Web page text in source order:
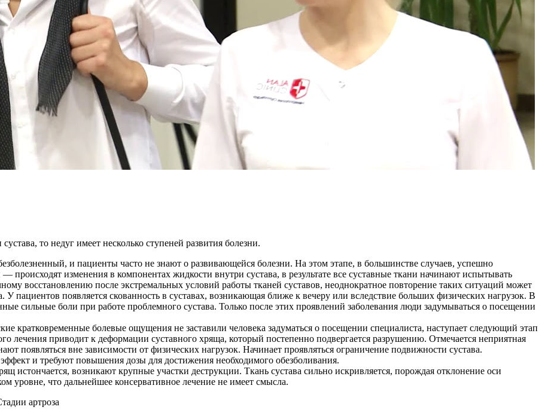
то недуг имеет несколько ступеней развития болезни.
и пациенты часто не знают о развивающейся болезни. На этом этапе, в большинстве случаев, успешно
— происходят изменения в компонентах жидкости внутри сустава, в результате все суставные ткани начинают испытывать
восстановлению после экстремальных условий работы тканей суставов, неоднократное повторение таких ситуаций может
У пациентов появляется скованность в суставах, возникающая ближе к вечеру или вследствие больших физических нагрузок. В
сильные боли при работе проблемного сустава. Только после этих проявлений заболевания люди задумываться о посещении
кратковременные болевые ощущения не заставили человека задуматься о посещении специалиста, наступает следующий этап
лечения приводит к деформации суставного хряща, который постепенно подвергается разрушению. Отмечается неприятная
появляться вне зависимости от физических нагрузок. Начинает проявляться ограничение подвижности сустава.
и требуют повышения дозы для достижения необходимого обезболивания.
истончается, возникают крупные участки деструкции. Ткань сустава сильно искривляется, порождая отклонение оси
уровне, что дальнейшее консервативное лечение не имеет смысла.